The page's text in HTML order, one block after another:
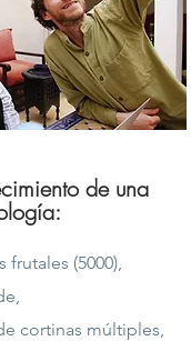
de una
frutales (5000),
cortinas múltiples,